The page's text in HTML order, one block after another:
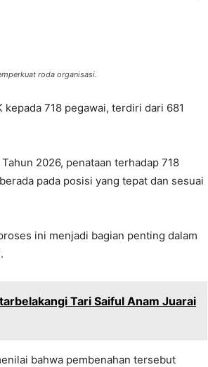
roda organisasi.
718 pegawai, terdiri dari 681
2026, penataan terhadap 718
pada posisi yang tepat dan sesuai
ini menjadi bagian penting dalam
Tari Saiful Anam Juarai
bahwa pembenahan tersebut